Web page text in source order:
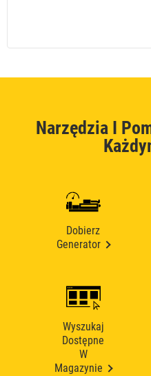
Narzędzia I
Dobierz
Generator
Wyszukaj
Dostępne
W
Magazynie